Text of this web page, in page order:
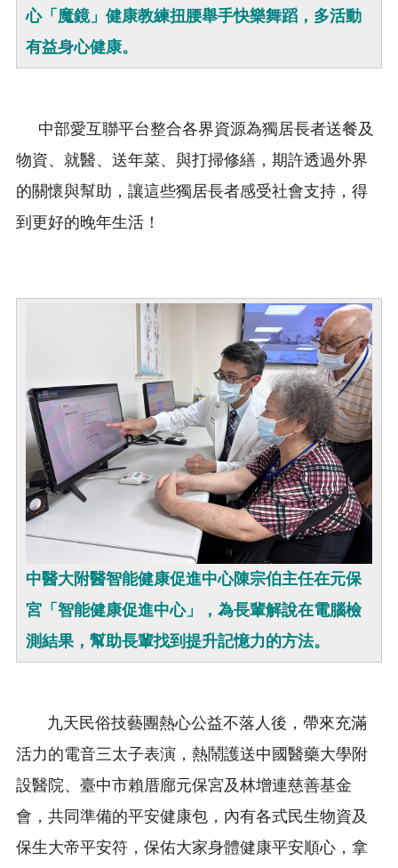
心「魔鏡」健康教練扭腰舉手快樂舞蹈，多活動
有益身心健康。
中部愛互聯平台整合各界資源為獨居長者送餐及
物資、就醫、送年菜、與打掃修繕，期許透過外界
的關懷與幫助，讓這些獨居長者感受社會支持，得
到更好的晚年生活！
中醫大附醫智能健康促進中心陳宗伯主任在元保
宮「智能健康促進中心」，為長輩解說在電腦檢
測結果，幫助長輩找到提升記憶力的方法。
九天民俗技藝團熱心公益不落人後，帶來充滿
活力的電音三太子表演，熱鬧護送中國醫藥大學附
設醫院、臺中市賴厝廍元保宮及林增連慈善基金
會，共同準備的平安健康包，內有各式民生物資及
保生大帝平安符，保佑大家身體健康平安順心，拿